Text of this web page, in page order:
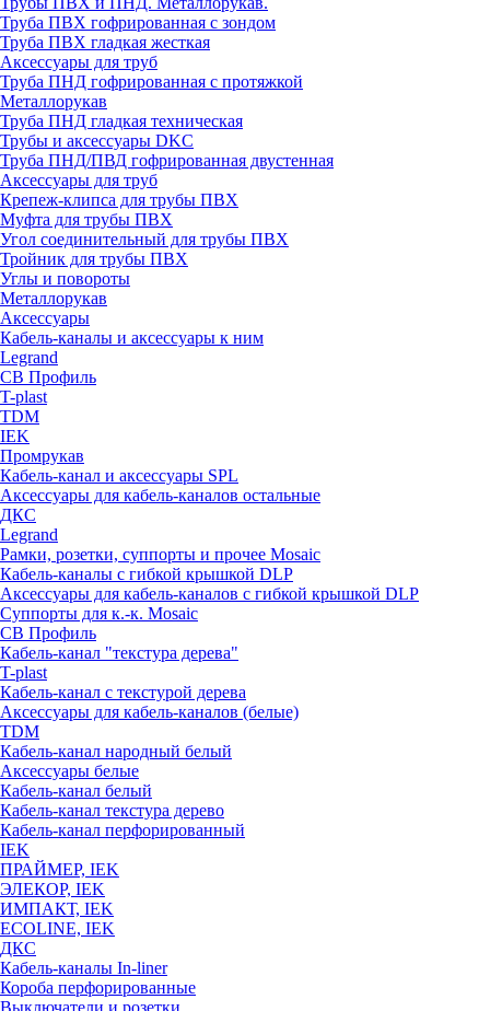
Труба ПВХ гофрированная с зондом
Труба ПВХ гладкая жесткая
Аксессуары для труб
Труба ПНД гофрированная с протяжкой
Металлорукав
Труба ПНД гладкая техническая
Трубы и аксессуары DKC
Труба ПНД/ПВД гофрированная двустенная
Аксессуары для труб
Крепеж-клипса для трубы ПВХ
Муфта для трубы ПВХ
Угол соединительный для трубы ПВХ
Тройник для трубы ПВХ
Углы и повороты
Металлорукав
Аксессуары
Кабель-каналы и аксессуары к ним
Legrand
СВ Профиль
T-plast
TDM
IEK
Промрукав
Кабель-канал и аксессуары SPL
Аксессуары для кабель-каналов остальные
ДКС
Legrand
Рамки, розетки, суппорты и прочее Mosaic
Кабель-каналы с гибкой крышкой DLP
Аксессуары для кабель-каналов с гибкой крышкой DLP
Суппорты для к.-к. Mosaic
СВ Профиль
Кабель-канал "текстура дерева"
T-plast
Кабель-канал с текстурой дерева
Аксессуары для кабель-каналов (белые)
TDM
Кабель-канал народный белый
Аксессуары белые
Кабель-канал белый
Кабель-канал текстура дерево
Кабель-канал перфорированный
IEK
ПРАЙМЕР, IEK
ЭЛЕКОР, IEK
ИМПАКТ, IEK
ECOLINE, IEK
ДКС
Кабель-каналы In-liner
Короба перфорированные
Выключатели и розетки